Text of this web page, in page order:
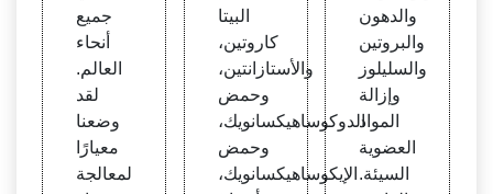
جميع
أنحاء
العالم.
لقد
وضعنا
معيارًا
لمعالجة
البيتا
كاروتين،
والأستازانتين،
وحمض
الدوكوساهيكسانويك،
وحمض
الإيكوساهيكسانويك،
والدهون
والبروتين
والسليلوز
وإزالة
المواد
العضوية
السيئة.